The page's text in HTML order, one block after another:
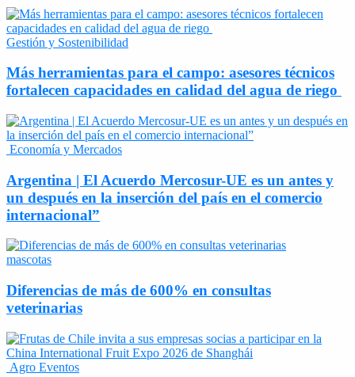
Gestión y Sostenibilidad
Más herramientas para el campo: asesores técnicos
fortalecen capacidades en calidad del agua de riego
Economía y Mercados
Argentina | El Acuerdo Mercosur-UE es un antes y
un después en la inserción del país en el comercio
internacional”
mascotas
Diferencias de más de 600% en consultas
veterinarias
Agro Eventos